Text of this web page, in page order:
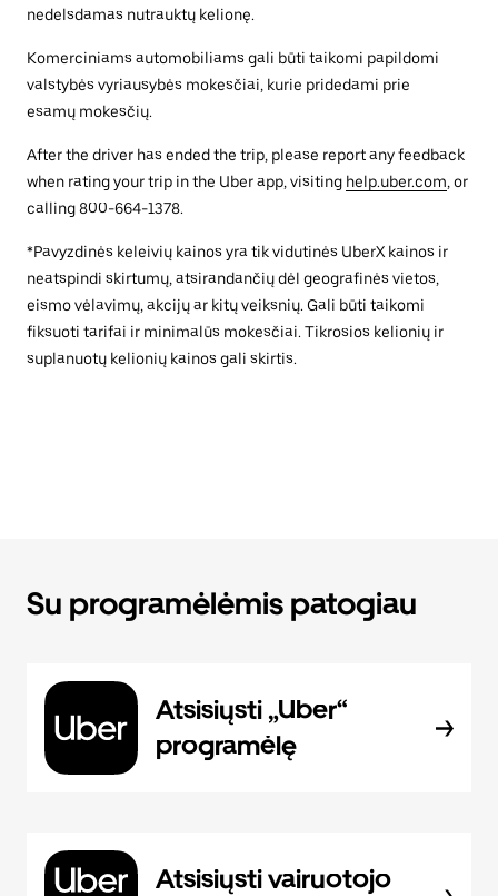
nedelsdamas nutrauktų kelionę.
Komerciniams automobiliams gali būti taikomi papildomi
valstybės vyriausybės mokesčiai, kurie pridedami prie
esamų mokesčių.
After the driver has ended the trip, please report any feedback
when rating your trip in the Uber app, visiting help.uber.com, or
calling 800-664-1378.
*Pavyzdinės keleivių kainos yra tik vidutinės UberX kainos ir
neatspindi skirtumų, atsirandančių dėl geografinės vietos,
eismo vėlavimų, akcijų ar kitų veiksnių. Gali būti taikomi
fiksuoti tarifai ir minimalūs mokesčiai. Tikrosios kelionių ir
suplanuotų kelionių kainos gali skirtis.
Su programėlėmis patogiau
Atsisiųsti „Uber“
programėlę
Atsisiųsti vairuotojo